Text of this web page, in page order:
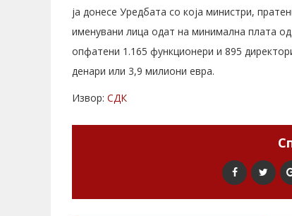
ја донесе Уредбата со која министри,
именувани лица одат на минимална плата
опфатени 1.165 функционери и 895
денари или 3,9 милиони евра.
Извор: СДК